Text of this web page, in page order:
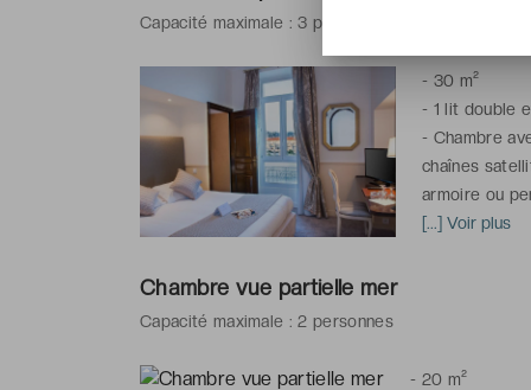
Capacité maximale : 3 personnes
- 30 m²
- 1 lit double
- Chambre
chaînes
armoire ou
(de mai à mi-
[...] Voir plus
Chambre vue partielle mer
Capacité maximale : 2 personnes
- 20 m²